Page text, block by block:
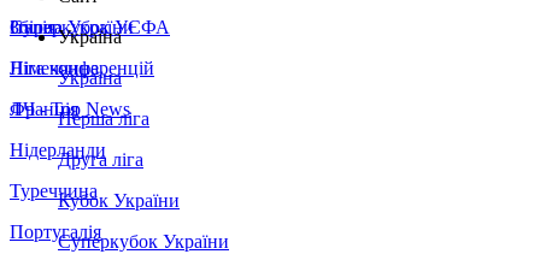
Збірна України
Італія
Німеччина
Франція
Нідерланди
Туреччина
Португалія
Суперкубок УЄФА
Ліга конференцій
ЛЧ - Top News
Україна
Україна
Перша ліга
Друга ліга
Кубок України
Суперкубок України